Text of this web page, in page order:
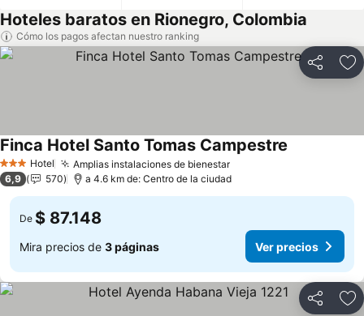
Hoteles baratos en Rionegro, Colombia
Cómo los pagos afectan nuestro ranking
Compartir
3 Estrellas
Hotel Amplias instalaciones de bienestarVer precios
Finca Hotel Santo Tomas Campestre
6,9 570 a 4.6 km de: Centro de la ciudad
De $ 87.148
Mira precios de 3 páginas Ver precios
Compartir